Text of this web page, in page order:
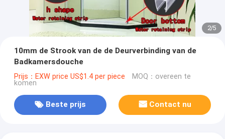
2/5
10mm de Strook van de de Deurverbinding van de
Badkamersdouche
Prijs：EXW price US$1.4 per piece MOQ：overeen te
komen
Beste prijs Contact nu